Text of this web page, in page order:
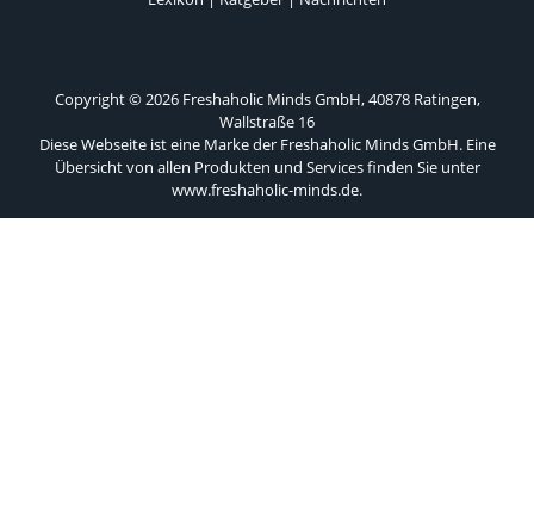
Copyright © 2026 Freshaholic Minds GmbH, 40878 Ratingen,
Wallstraße 16
Diese Webseite ist eine Marke der Freshaholic Minds GmbH. Eine
Übersicht von allen Produkten und Services finden Sie unter
www.freshaholic-minds.de.